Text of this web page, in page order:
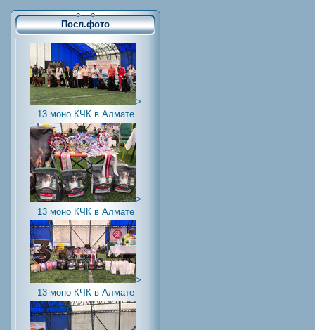
Посл.фото
>
13 моно КЧК в Алмате
>
13 моно КЧК в Алмате
>
13 моно КЧК в Алмате